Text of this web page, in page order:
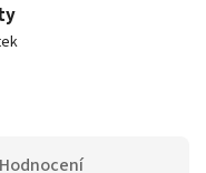
Hodnocení